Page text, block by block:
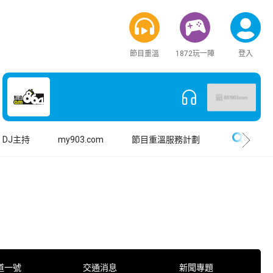
節目重溫 1872玩一陣 登入
DJ主持 my903.com 節目重溫服務計劃
一號 交通消息 新聞專題